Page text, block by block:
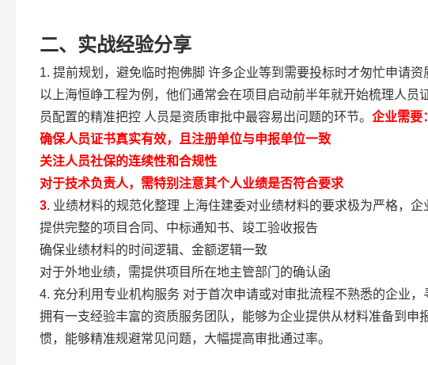
二、实战经验分享
1. 提前规划，避免临时抱佛脚 许多企业等到需要投标时才匆忙申请资
以上海恒峥工程为例，他们通常会在项目启动前半年就开始梳理人
员配置的精准把控 人员是资质审批中最容易出问题的环节。 企业需要：
确保人员证书真实有效，且注册单位与申报单位一致
关注人员社保的连续性和合规性
对于技术负责人，需特别注意其个人业绩是否符合要求
3. 业绩材料的规范化整理 上海住建委对业绩材料的要求极为严格，企
提供完整的项目合同、中标通知书、竣工验收报告
确保业绩材料的时间逻辑、金额逻辑一致
对于外地业绩，需提供项目所在地主管部门的确认函
4. 充分利用专业机构服务 对于首次申请或对审批流程不熟悉的企业
拥有一支经验丰富的资质服务团队，能够为企业提供从材料准备到
惯，能够精准规避常见问题，大幅提高审批通过率。